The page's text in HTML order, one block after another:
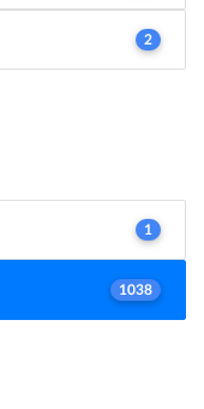
2
1
1038